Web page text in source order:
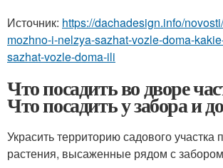
Источник: https://dachadesign.info/
mozhno-i-nelzya-sazhat-vozle-doma-
sazhat-vozle-doma-ili
Что посадить во дворе
Что посадить у забора и
Украсить территорию садового участка
растения, высаженные рядом с